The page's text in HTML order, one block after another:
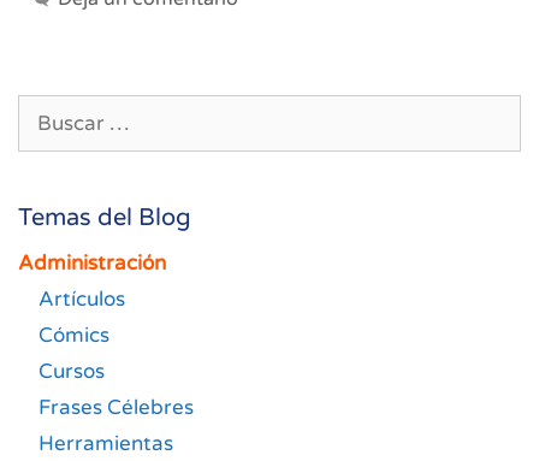
Temas del Blog
Administración
Artículos
Cómics
Cursos
Frases Célebres
Herramientas